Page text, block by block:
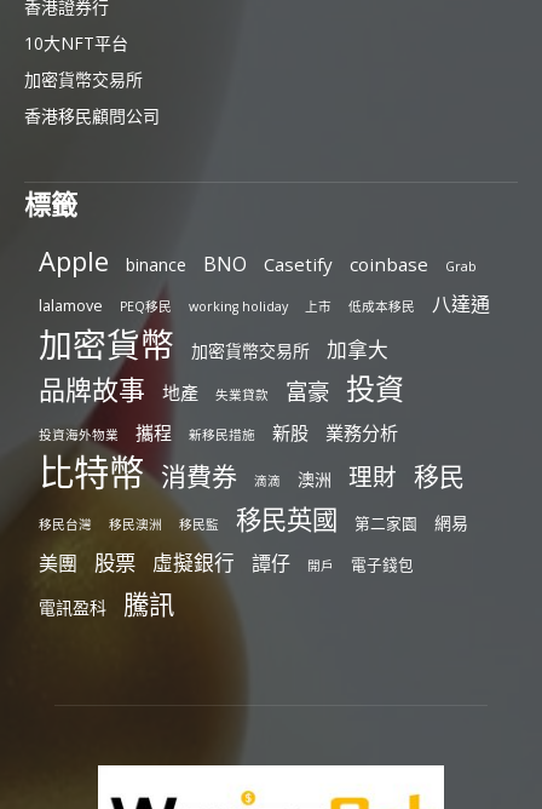
香港證券行
10大NFT平台
加密貨幣交易所
香港移民顧問公司
標籤
Apple binance BNO Casetify coinbase Grab
lalamove PEQ移民 working holiday 上市 低成本移民 八達通
加密貨幣 加密貨幣交易所 加拿大
品牌故事 地產 失業貸款 富豪 投資
投資海外物業 攜程 新移民措施 新股 業務分析
比特幣 消費券 滴滴 澳洲 理財 移民
移民台灣 移民澳洲 移民監 移民英國 第二家園 網易
美團 股票 虛擬銀行 譚仔 開戶 電子錢包
電訊盈科 騰訊